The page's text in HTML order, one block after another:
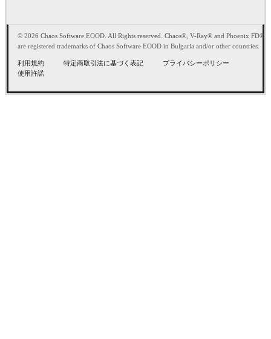
© 2026 Chaos Software EOOD. All Rights reserved. Chaos®, V-Ray® and Phoenix FD®
are registered trademarks of Chaos Software EOOD in Bulgaria and/or other countries.
利用規約 特定商取引法に基づく表記
プライバシーポリシー
使用許諾